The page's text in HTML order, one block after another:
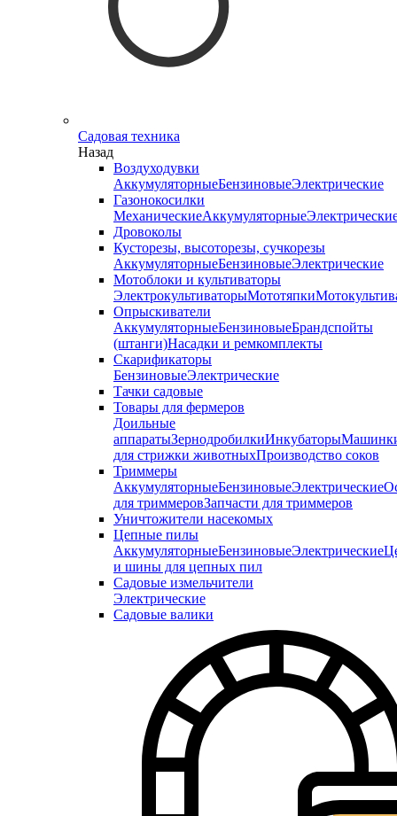
Садовая техника
Назад
Воздуходувки
АккумуляторныеБензиновыеЭлектрические
Газонокосилки
МеханическиеАккумуляторные
Дровоколы
Кусторезы, высоторезы, сучкорезы
АккумуляторныеБензиновыеЭлектрические
Мотоблоки и культиваторы
ЭлектрокультиваторыМототяпки
Опрыскиватели
АккумуляторныеБензиновыеБрандспойты
(штанги)Насадки и ремкомплекты
Скарификаторы
БензиновыеЭлектрические
Тачки садовые
Товары для фермеров
Доильные
аппаратыЗернодробилкиИнкубаторы
для стрижки животныхПроизводство соков
Триммеры
АккумуляторныеБензиновыеЭлектрические
для триммеровЗапчасти для триммеров
Уничтожители насекомых
Цепные пилы
АккумуляторныеБензиновыеЭлектрические
и шины для цепных пил
Садовые измельчители
Электрические
Садовые валики